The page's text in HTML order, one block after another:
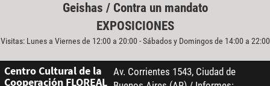
Geishas / Contra un mandato
EXPOSICIONES
Visitas: Lunes a Viernes de 12:00 a 20:00 - Sábados y Domingos de 14:00 a 22:00
Centro Cultural de la
Cooperación FLOREAL
Av. Corrientes 1543, Ciudad de